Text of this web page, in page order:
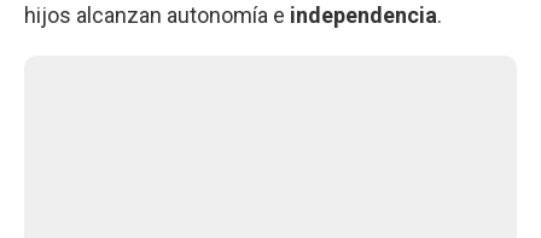
hijos alcanzan autonomía e independencia.